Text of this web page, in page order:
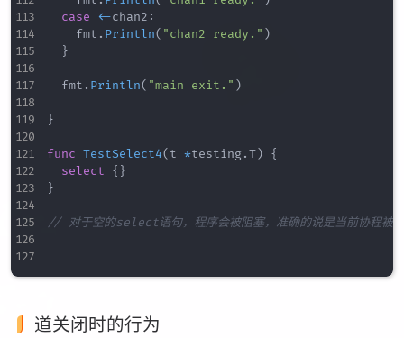
case
<-chan2 :
		fmt
. Println( "chan2 ready." )
}
	fmt
. Println( "main exit." )
}
func TestSelect4( t *testing.T)
{
select
{ }
}
// 对于空的select语句，程序会被阻塞，准确的说是当前协程被
道关闭时的行为